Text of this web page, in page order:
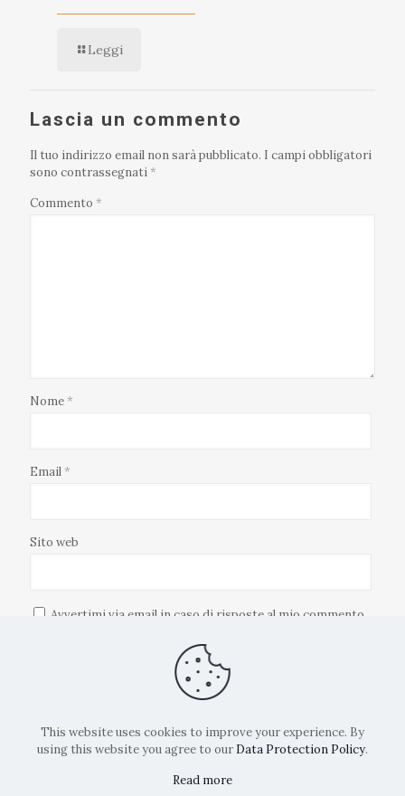
Leggi
Lascia un commento
Il tuo indirizzo email non sarà pubblicato. I campi obbligatori
sono contrassegnati *
Commento *
Nome *
Email *
Sito web
Avvertimi via email in caso di risposte al mio commento.
Avvertimi via email alla pubblicazione di un nuovo articolo.
Copyright: La Belvedere Mendrisio 2024
This website uses cookies to improve your experience. By
using this website you agree to our Data Protection Policy.
Read more